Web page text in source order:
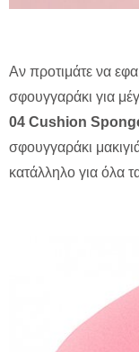
Αν προτιμάτε να
σφουγγαράκι για
04 Cushion
σφουγγαράκι
κατάλληλο για όλα